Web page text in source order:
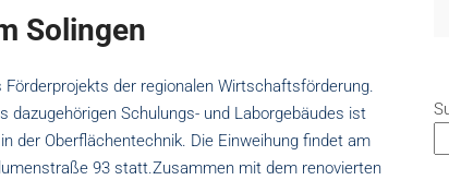
Solingen
Förderprojekts der regionalen Wirtschaftsförderung.
dazugehörigen Schulungs- und Laborgebäudes ist
der Oberflächentechnik. Die Einweihung findet am
93 statt.Zusammen mit dem renovierten